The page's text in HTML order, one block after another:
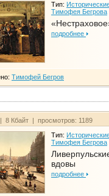
Тип:
Тимофея Бегрова
подробнее
Тимофей Бегров
8 Кбайт | просмотров: 1189
Тип:
Тимофея Бегрова
вдовы
подробнее